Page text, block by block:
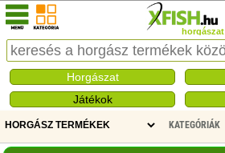
horgászat
Horgászat
Játékok
KATEGÓRIÁK